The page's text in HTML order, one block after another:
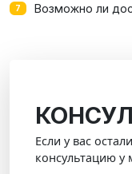
7 Возможно ли
Если у вас
консультацию у